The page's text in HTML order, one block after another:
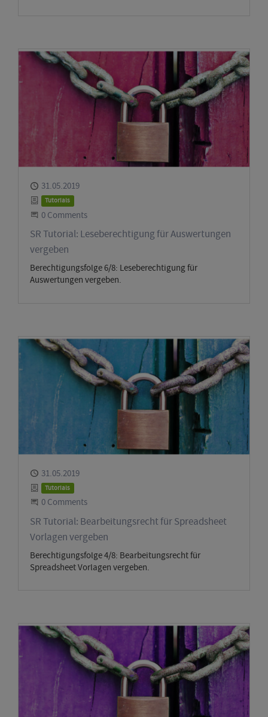
Published
31.05.2019
Category
Tutorials
Start the Conversation
0 Comments
SR Tutorial: Leseberechtigung für Auswertungen
vergeben
Berechtigungsfolge 6/8: Leseberechtigung für
Auswertungen vergeben.
Published
31.05.2019
Category
Tutorials
Start the Conversation
0 Comments
SR Tutorial: Bearbeitungsrecht für Spreadsheet
Vorlagen vergeben
Berechtigungsfolge 4/8: Bearbeitungsrecht für
Spreadsheet Vorlagen vergeben.